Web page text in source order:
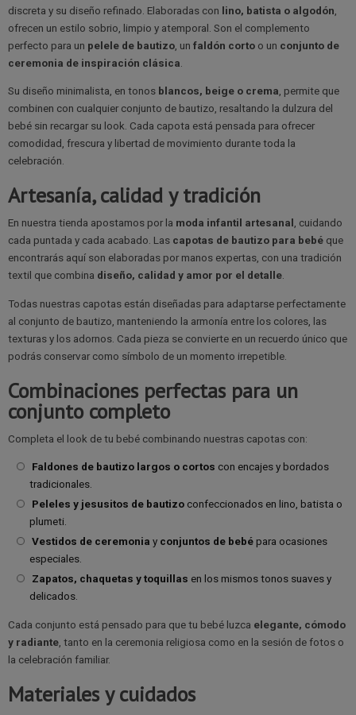
discreta y su diseño refinado. Elaboradas con lino, batista o algodón
ofrecen un estilo sobrio, limpio y atemporal. Son el complemento
perfecto para un pelele de bautizo , un faldón corto o un conjunto de
ceremonia de inspiración clásica
Su diseño minimalista, en tonos blancos, beige o crema, permite que
combinen con cualquier conjunto de bautizo, resaltando la dulzura del
bebé sin recargar su look. Cada capota está pensada para ofrecer
comodidad, frescura y libertad de movimiento durante toda la
celebración.
Artesanía, calidad y tradición
En nuestra tienda apostamos por la moda infantil artesanal, cuidando
cada puntada y cada acabado. Las capotas de bautizo para bebé que
encontrarás aquí son elaboradas por manos expertas, con una tradición
textil que combina diseño, calidad y amor por el detalle.
Todas nuestras capotas están diseñadas para adaptarse perfectamente
al conjunto de bautizo, manteniendo la armonía entre los colores, las
texturas y los adornos. Cada pieza se convierte en un recuerdo único que
podrás conservar como símbolo de un momento irrepetible.
Combinaciones perfectas para un
conjunto completo
Completa el look de tu bebé combinando nuestras capotas con:
Faldones de bautizo largos o cortos con encajes y bordados
tradicionales.
Peleles y jesusitos de bautizo confeccionados en lino, batista o
plumeti.
Vestidos de ceremonia y conjuntos de bebé para ocasiones
especiales.
Zapatos, chaquetas y toquillas en los mismos tonos suaves y
delicados.
Cada conjunto está pensado para que tu bebé luzca elegante, cómodo
y radiante , tanto en la ceremonia religiosa como en la sesión de fotos o
la celebración familiar.
Materiales y cuidados